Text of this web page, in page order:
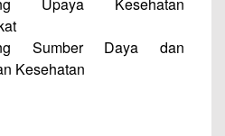
Sumber Daya dan
Kesehatan